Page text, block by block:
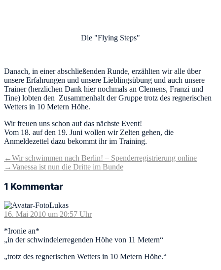
Die "Flying Steps"
Danach, in einer abschließenden Runde, erzählten wir alle über
unsere Erfahrungen und unsere Lieblingsübung und auch unsere
Trainer (herzlichen Dank hier nochmals an Clemens, Franzi und
Tine) lobten den Zusammenhalt der Gruppe trotz des regnerischen
Wetters in 10 Metern Höhe.
Wir freuen uns schon auf das nächste Event!
Vom 18. auf den 19. Juni wollen wir Zelten gehen, die
Anmeldezettel dazu bekommt ihr im Training.
Beitragsnavigation
←Vorheriger
Beitrag:
Wir schwimmen nach Berlin! – Spenderregistrierung online
→Nächster
Vanessa ist nun die Dritte im Bunde
1 Kommentar
Lukasschreibt:
16. Mai 2010 um 20:57 Uhr
*Ironie an*
„in der schwindelerregenden Höhe von 11 Metern“
„trotz des regnerischen Wetters in 10 Metern Höhe.“